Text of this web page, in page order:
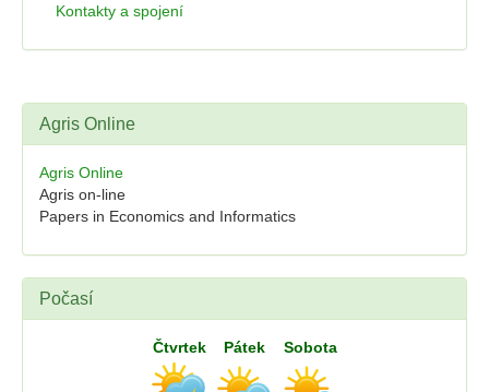
Kontakty a spojení
Agris Online
Agris Online
Agris on-line
Papers in Economics and Informatics
Počasí
Čtvrtek Pátek Sobota